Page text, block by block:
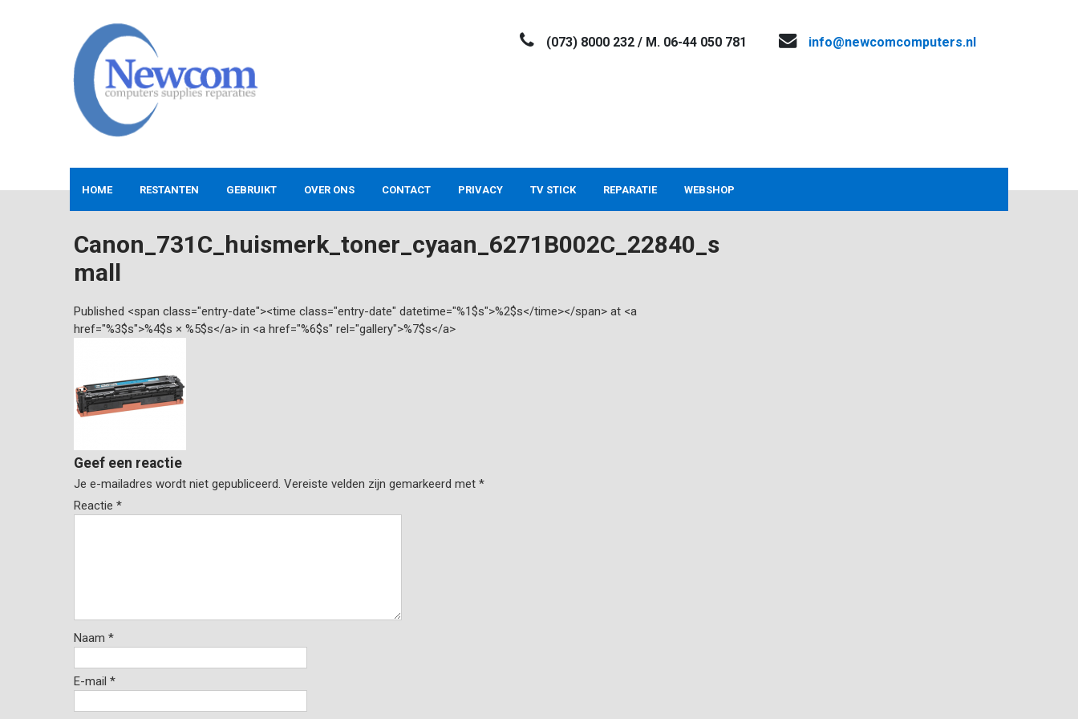
NEWCOM
(073) 8000 232 / M. 06-44 050 781 info@newcomcomputers.nl
HOME RESTANTEN GEBRUIKT OVER ONS CONTACT PRIVACY TV STICK REPARATIE WEBSHOP
Canon_731C_huismerk_toner_cyaan_6271B002C_22840_s
mall
Published <span class="entry-date"><time class="entry-date" datetime="%1$s">%2$s</time></span> at <a
href="%3$s">%4$s × %5$s</a> in <a href="%6$s" rel="gallery">%7$s</a>
Geef een reactie
Je e-mailadres wordt niet gepubliceerd. Vereiste velden zijn gemarkeerd met *
Reactie *
Naam *
E-mail *